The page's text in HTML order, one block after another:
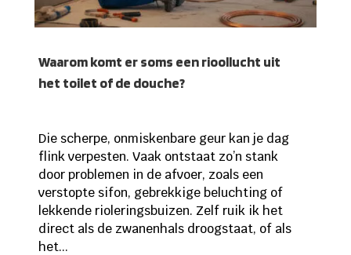
Waarom komt er soms een rioollucht uit
het toilet of de douche?
Die scherpe, onmiskenbare geur kan je dag
flink verpesten. Vaak ontstaat zo’n stank
door problemen in de afvoer, zoals een
verstopte sifon, gebrekkige beluchting of
lekkende rioleringsbuizen. Zelf ruik ik het
direct als de zwanenhals droogstaat, of als
het...